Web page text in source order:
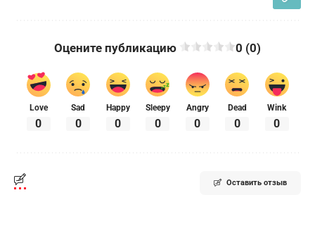
Оцените публикацию 0 (0)
Love
0
Sad
0
Happy
0
Sleepy
0
Angry
0
Dead
0
Wink
0
Оставить отзыв